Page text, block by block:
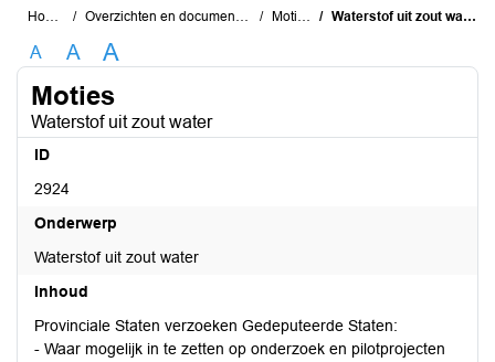
Home Overzichten en documenten Moties Waterstof uit zout water
A A A
Moties
Waterstof uit zout water
ID
2924
Onderwerp
Waterstof uit zout water
Inhoud
Provinciale Staten verzoeken Gedeputeerde Staten:
- Waar mogelijk in te zetten op onderzoek en pilotprojecten